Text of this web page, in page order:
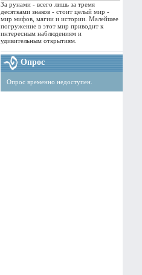
За рунами - всего лишь за тремя
десятками знаков - стоит целый мир -
мир мифов, магии и истории. Малейшее
погружение в этот мир приводит к
интересным наблюдениям и
удивительным открытиям.
Опрос
Опрос временно недоступен.